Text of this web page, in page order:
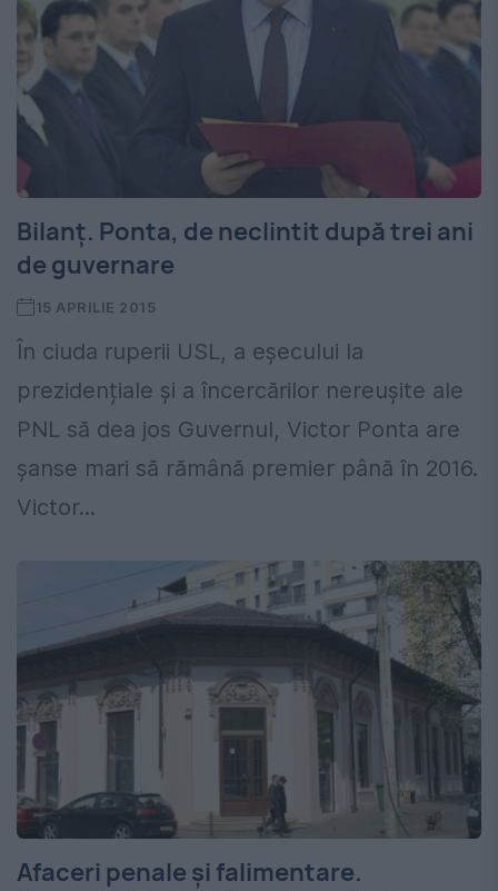
Bilanț. Ponta, de neclintit după trei ani
de guvernare
15 APRILIE 2015
În ciuda ruperii USL, a eșecului la
prezidențiale și a încercărilor nereușite ale
PNL să dea jos Guvernul, Victor Ponta are
șanse mari să rămână premier până în 2016.
Victor...
Afaceri penale și falimentare.